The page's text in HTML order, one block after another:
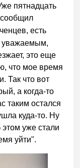
пятнадцать
сообщил
есть
уважаемым,
это еще
что мое время
Так что вот
а когда-то
таким остался
куда-то. Ну
уже стали
уйти".